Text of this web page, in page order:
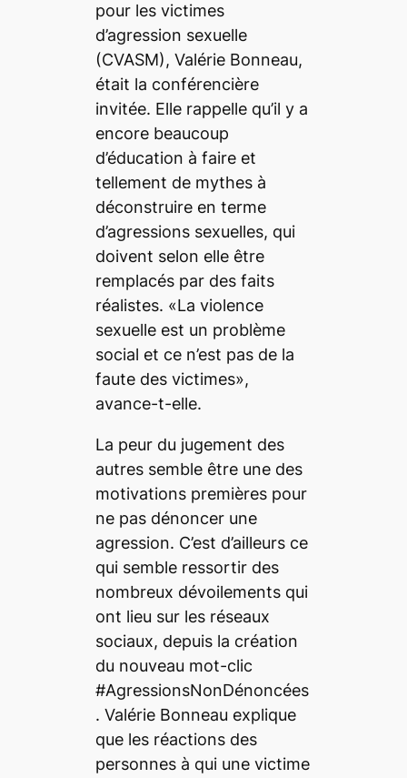
pour les victimes
d’agression sexuelle
(CVASM), Valérie Bonneau,
était la conférencière
invitée. Elle rappelle qu’il y a
encore beaucoup
d’éducation à faire et
tellement de mythes à
déconstruire en terme
d’agressions sexuelles, qui
doivent selon elle être
remplacés par des faits
réalistes. «La violence
sexuelle est un problème
social et ce n’est pas de la
faute des victimes»,
avance-t-elle.
La peur du jugement des
autres semble être une des
motivations premières pour
ne pas dénoncer une
agression. C’est d’ailleurs ce
qui semble ressortir des
nombreux dévoilements qui
ont lieu sur les réseaux
sociaux, depuis la création
du nouveau mot-clic
#AgressionsNonDénoncées
. Valérie Bonneau explique
que les réactions des
personnes à qui une victime